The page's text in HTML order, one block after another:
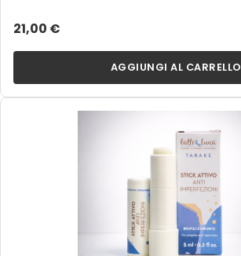
21,00 €
AGGIUNGI AL CARRELLO